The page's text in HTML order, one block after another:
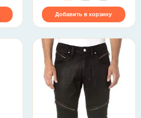
Добавить в корзину